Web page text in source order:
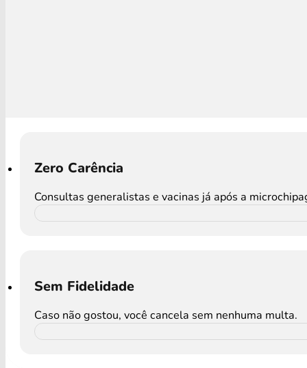
Zero Carência
Consultas generalistas e vacinas já após a
Sem Fidelidade
Caso não gostou, você cancela sem nenhuma multa.